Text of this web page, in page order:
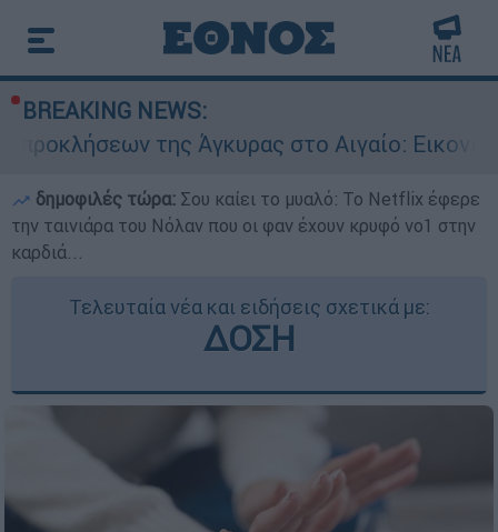
BREAKING NEWS:
της Άγκυρας στο Αιγαίο: Εικονική
δημοφιλές τώρα: Σου καίει το μυαλό: Το Netflix έφερε
την ταινιάρα του Νόλαν που οι φαν έχουν κρυφό νο1 στην
καρδιά...
Τελευταία νέα και ειδήσεις σχετικά με:
ΔΟΣΗ